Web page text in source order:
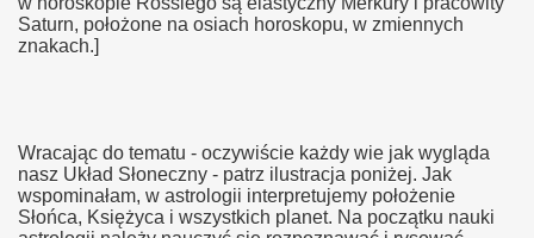
Saturn, położone na osiach horoskopu, w zmiennych
znakach.]
Wracając do tematu - oczywiście każdy wie jak wygląda
nasz Układ Słoneczny - patrz ilustracja poniżej. Jak
wspominałam, w astrologii interpretujemy położenie
Słońca, Księżyca i wszystkich planet. Na początku nauki